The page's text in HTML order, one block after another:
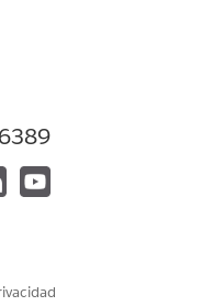
es ahora Agentforce
algunos casos, seguimos
de